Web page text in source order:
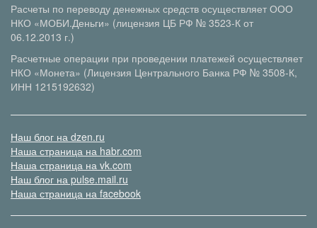
Расчеты по переводу денежных средств осуществляет ООО
НКО «МОБИ.Деньги» (лицензия ЦБ РФ № 3523-К от
06.12.2013 г.)
Расчетные операции при проведении платежей осуществляет
НКО «Монета» (Лицензия Центрального Банка РФ № 3508-К,
ИНН 1215192632)
Наш блог на dzen.ru
Наша страница на habr.com
Наша страница на vk.com
Наш блог на pulse.mail.ru
Наша страница на facebook